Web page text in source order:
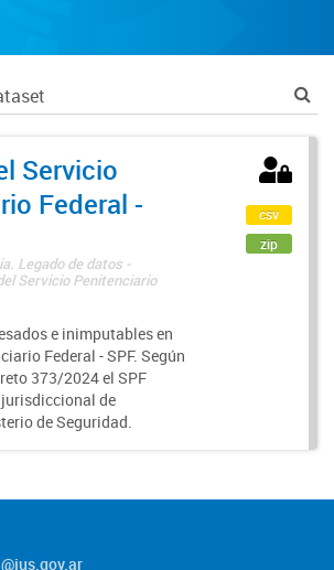
Servicio
Federal -
Legado de datos -
Servicio Penitenciario
e inimputables en
Federal - SPF. Según
373/2024 el SPF
de
de Seguridad.
csv
zip